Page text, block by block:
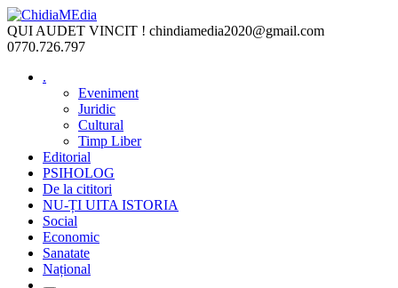
Skip
to
content
QUI AUDET VINCIT ! chindiamedia2020@gmail.com
0770.726.797
.
Eveniment
Juridic
Cultural
Timp Liber
Editorial
PSIHOLOG
De la cititori
NU-ȚI UITA ISTORIA
Social
Economic
Sanatate
Național